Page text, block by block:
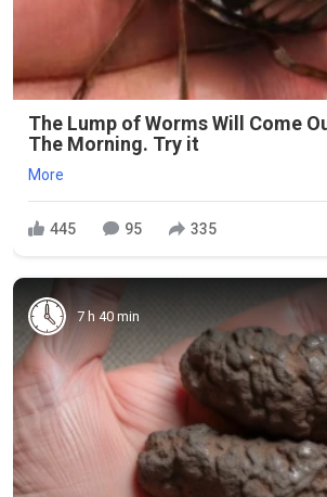
The Lump of Worms Will Come
The Morning. Try it
More
445 95 335
7 h 40 min